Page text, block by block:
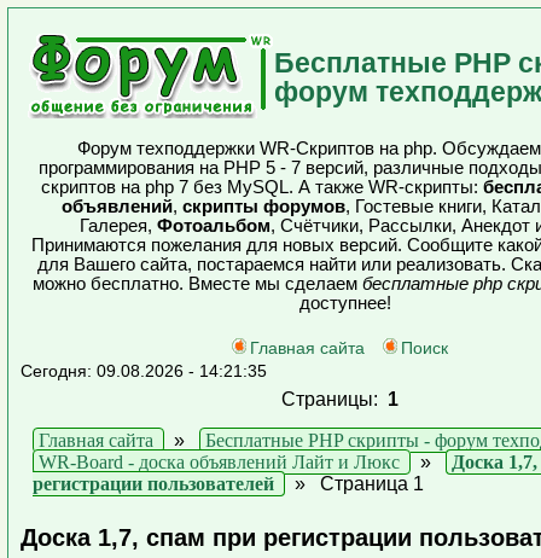
Бесплатные PHP
форум
Форум техподдержки WR-Скриптов на php.
программирования на PHP 5 - 7 версий, различные
скриптов на php 7 без MySQL. А также WR-скрипты:
объявлений, скрипты форумов, Гостевые книги,
Галерея, Фотоальбом, Счётчики, Рассылки, Анекдот
Принимаются пожелания для новых версий. Сообщите
для Вашего сайта, постараемся найти или реализовать.
можно бесплатно. Вместе мы сделаем бесплатные php
доступнее!
Главная сайта
Поиск
Сегодня: 09.08.2026 - 14:21:35
Страницы: 1
Главная сайта
»
Бесплатные PHP скрипты - форум
WR-Board - доска объявлений Лайт и Люкс
»
Доска
регистрации пользователей
» Страница 1
Доска 1,7, спам при регистрации